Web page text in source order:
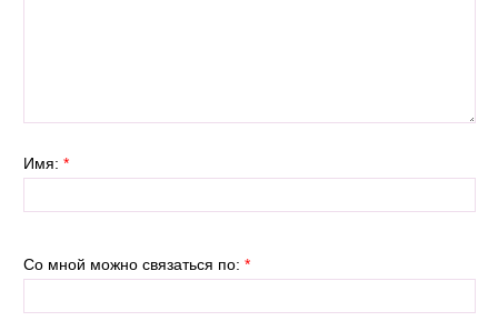
Имя: *
Со мной можно связаться по: *